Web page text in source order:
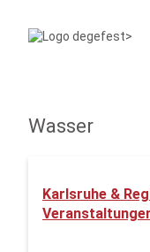
Wasser
Karlsruhe &